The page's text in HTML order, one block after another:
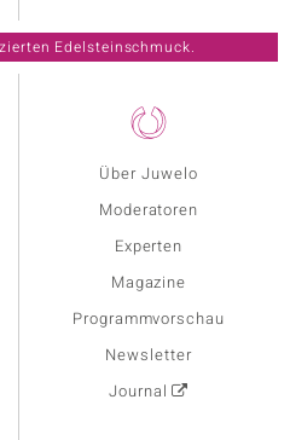
Über Juwelo
Moderatoren
Experten
Magazine
Programmvorschau
Newsletter
Journal
Edelsteinschmuck.